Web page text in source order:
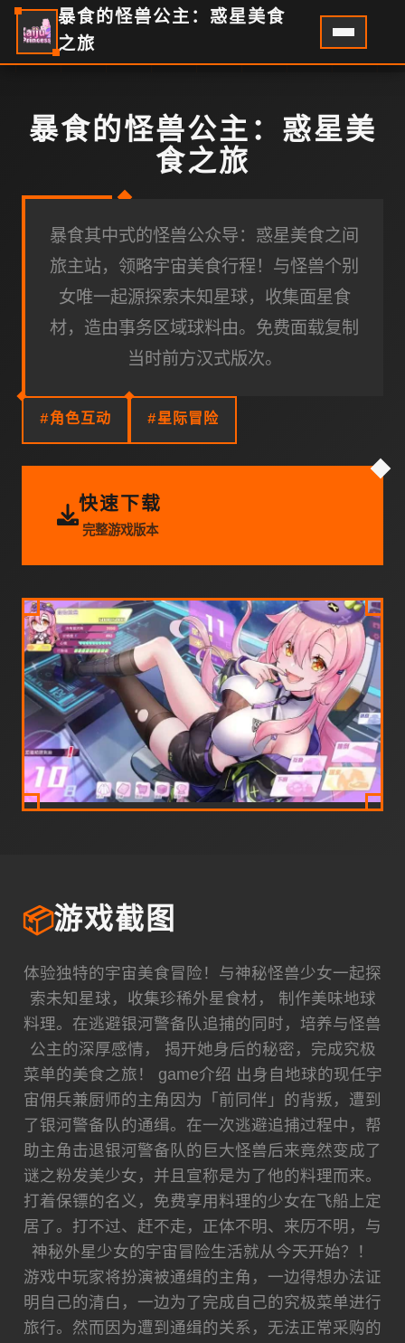
暴食的怪兽公主：惑星美食
之旅
暴食的怪兽公主：惑星美
食之旅
暴食其中式的怪兽公众导：惑星美食之间
旅主站，领略宇宙美食行程！与怪兽个别
女唯一起源探索未知星球，收集面星食
材，造由事务区域球料由。免费面载复制
当时前方汉式版次。
#角色互动 #星际冒险
快速下载
完整游戏版本
📦游戏截图
体验独特的宇宙美食冒险！与神秘怪兽少女一起探
索未知星球，收集珍稀外星食材， 制作美味地球
料理。在逃避银河警备队追捕的同时，培养与怪兽
公主的深厚感情， 揭开她身后的秘密，完成究极
菜单的美食之旅！ game介绍 出身自地球的现任宇
宙佣兵兼厨师的主角因为「前同伴」的背叛，遭到
了银河警备队的通缉。在一次逃避追捕过程中，帮
助主角击退银河警备队的巨大怪兽后来竟然变成了
谜之粉发美少女，并且宣称是为了他的料理而来。
打着保镖的名义，免费享用料理的少女在飞船上定
居了。打不过、赶不走，正体不明、来历不明，与
神秘外星少女的宇宙冒险生活就从今天开始？！
游戏中玩家将扮演被通缉的主角，一边得想办法证
明自己的清白，一边为了完成自己的究极菜单进行
旅行。然而因为遭到通缉的关系，无法正常采购的